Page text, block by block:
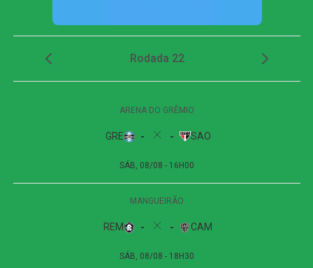
mas Santos defendeu sem dificuldade. Já nos
Erick recebeu na ponta direita, cortou Luiz Gustavo para
dentro e bateu de esquerda, sem dar chances ao goleiro
minutos. Viveros desviou uma cobrança de escanteio na
primeira trave e obrigou Lucas Arcanjo a fazer uma
e finalizou da marca do pênalti, mas parou novamente no
terceiro gol. Erick cobrou escanteio, Santos saiu mal para